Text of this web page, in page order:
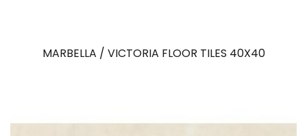
MARBELLA / VICTORIA FLOOR TILES 40X40